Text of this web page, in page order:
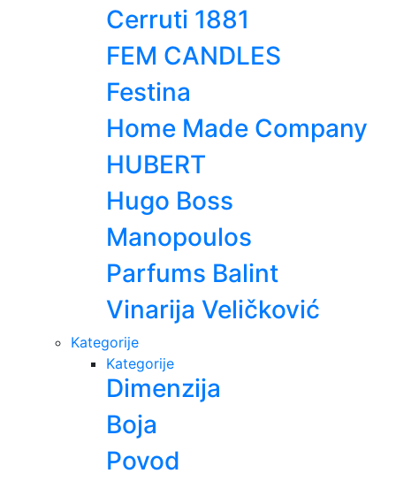
Cerruti 1881
FEM CANDLES
Festina
Home Made Company
HUBERT
Hugo Boss
Manopoulos
Parfums Balint
Vinarija Veličković
Kategorije
Kategorije
Dimenzija
Boja
Povod